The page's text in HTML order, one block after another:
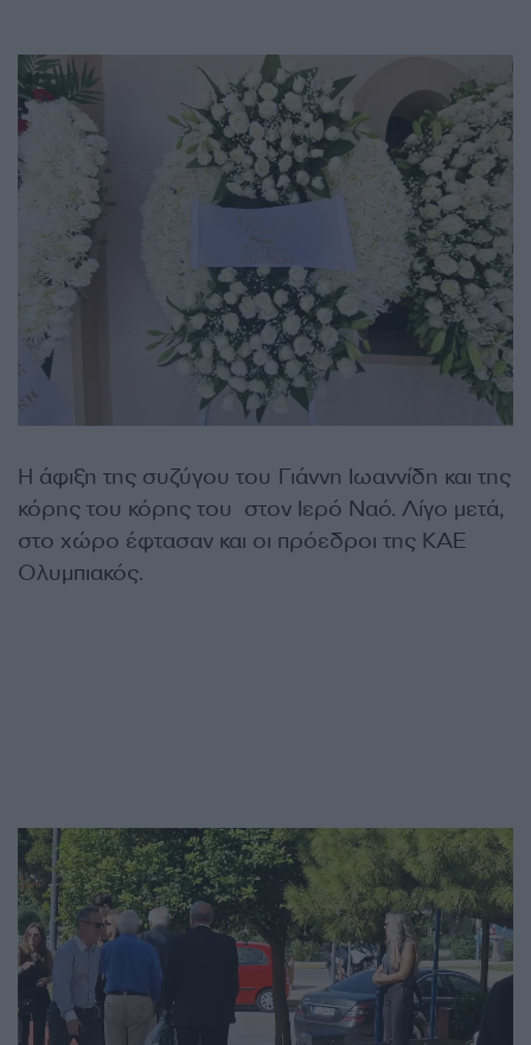
Η άφιξη της συζύγου του Γιάννη Ιωαννίδη και της
κόρης του κόρης του στον Ιερό Ναό. Λίγο μετά,
στο χώρο έφτασαν και οι πρόεδροι της ΚΑΕ
Ολυμπιακός.